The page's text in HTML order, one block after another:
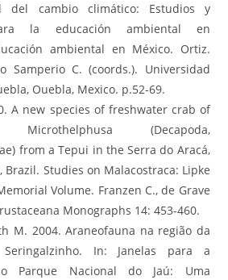
del cambio climático: Estudios y
la educación ambiental en
ambiental en México. Ortiz.
Samperio C. (coords.). Universidad
Ouebla, Mexico. p.52-69.
A new species of freshwater crab of
(Decapoda,
from a Tepui in the Serra do Aracá,
Brazil. Studies on Malacostraca: Lipke
Volume. Franzen C., de Grave
Monographs 14: 453-460.
M. 2004. Araneofauna na região da
In: Janelas para a
Parque Nacional do Jaú: Uma